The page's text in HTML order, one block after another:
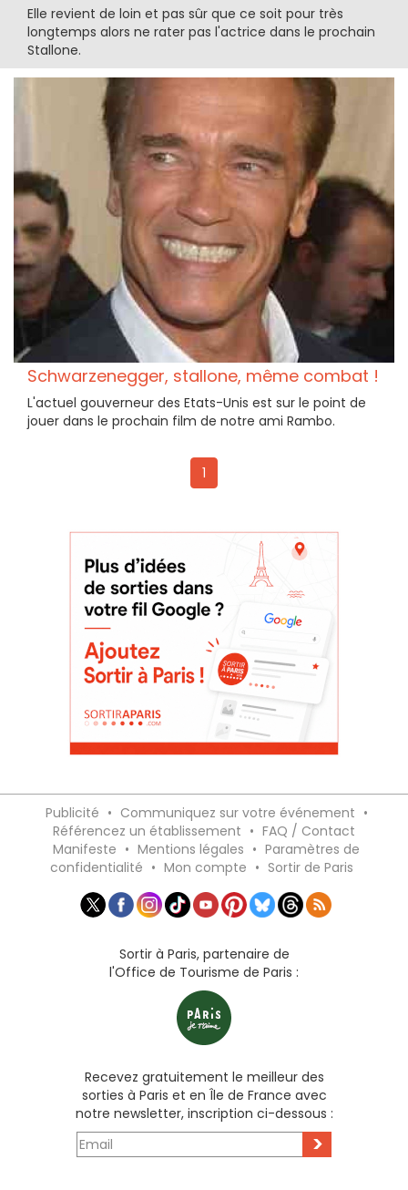
Elle revient de loin et pas sûr que ce soit pour très
longtemps alors ne rater pas l'actrice dans le prochain
Stallone.
Schwarzenegger, stallone, même combat !
L'actuel gouverneur des Etats-Unis est sur le point de
jouer dans le prochain film de notre ami Rambo.
1
Publicité • Communiquez sur votre événement •
Référencez un établissement • FAQ / Contact
Manifeste • Mentions légales • Paramètres de
confidentialité • Mon compte • Sortir de Paris
Sortir à Paris, partenaire de
l'Office de Tourisme de Paris :
Recevez gratuitement le meilleur des
sorties à Paris et en Île de France avec
notre newsletter, inscription ci-dessous :
>